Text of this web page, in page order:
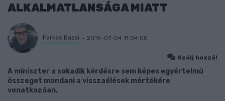
ALKALMATLANSÁGA MIATT
Farkas Bazsi 2019-07-04 11:04:00
Szólj hozzá!
A miniszter a sokadik kérdésre sem képes egyértelmű
összeget mondani a visszaélések mértékére
vonatkozóan.